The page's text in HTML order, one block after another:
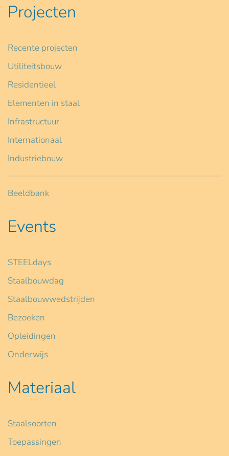
Projecten
Recente projecten
Utiliteitsbouw
Residentieel
Elementen in staal
Infrastructuur
Internationaal
Industriebouw
Beeldbank
Events
STEELdays
Staalbouwdag
Staalbouwwedstrijden
Bezoeken
Opleidingen
Onderwijs
Materiaal
Staalsoorten
Toepassingen